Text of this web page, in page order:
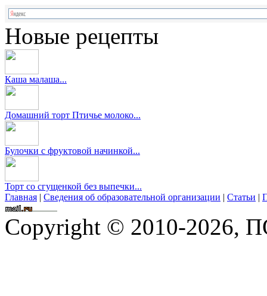
Новые рецепты
Каша малаша...
Домашний торт Птичье молоко...
Булочки с фруктовой начинкой...
Торт со сгущенкой без выпечки...
Главная | Сведения об образовательной организации | Статьи |
Copyright © 2010-2026,